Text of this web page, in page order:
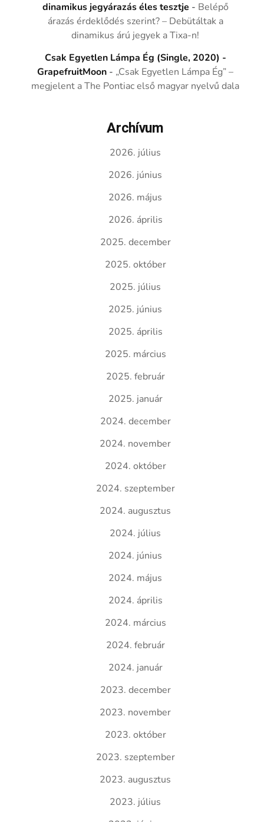
dinamikus jegyárazás éles tesztje - Belépő
árazás érdeklődés szerint? – Debütáltak a
dinamikus árú jegyek a Tixa-n!
Csak Egyetlen Lámpa Ég (Single, 2020) -
GrapefruitMoon - „Csak Egyetlen Lámpa Ég” –
megjelent a The Pontiac első magyar nyelvű dala
Archívum
2026. július
2026. június
2026. május
2026. április
2025. december
2025. október
2025. július
2025. június
2025. április
2025. március
2025. február
2025. január
2024. december
2024. november
2024. október
2024. szeptember
2024. augusztus
2024. július
2024. június
2024. május
2024. április
2024. március
2024. február
2024. január
2023. december
2023. november
2023. október
2023. szeptember
2023. augusztus
2023. július